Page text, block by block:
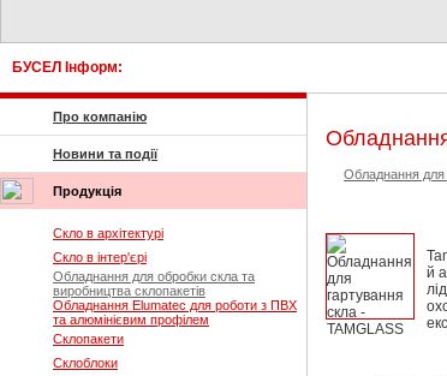
БУСЕЛ Інформ:
Про компанію
Новини та події
Продукція
Скло в архітектурі
Скло в інтер'єрі
Обладнання для обробки скла та
виробництва склопакетів
Обладнання Elumatec для роботи з ПВХ
та алюмінієвим профілем
Склопакети
Склоблоки
Обладнання для
й